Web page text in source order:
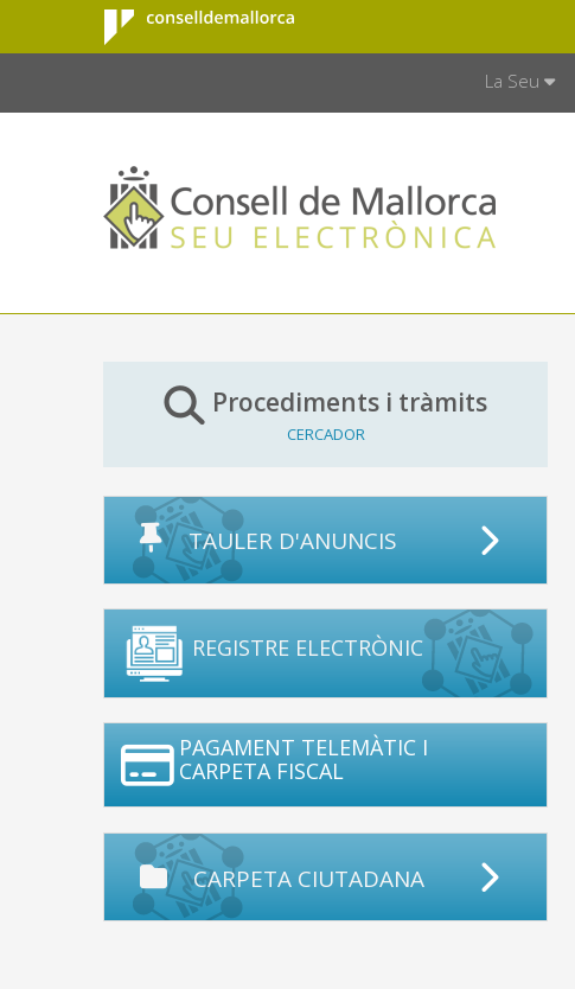
Salta al contingut principal
Consell de
Mallorca
La Seu
Procediments i tràmits
CERCADOR
TAULER D'ANUNCIS
REGISTRE ELECTRÒNIC
PAGAMENT TELEMÀTIC I
CARPETA FISCAL
CARPETA CIUTADANA